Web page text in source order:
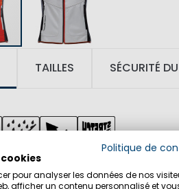
TAILLES SÉCURITÉ
Politique de
pour analyser les données de nos
afficher un contenu personnalisé et